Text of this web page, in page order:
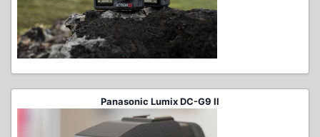
Panasonic Lumix DC-G9 II